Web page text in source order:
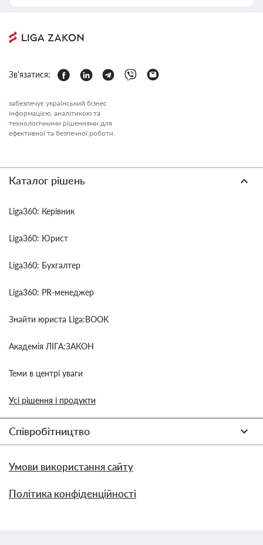
Зв'язатися:
забезпечує український бізнес
інформацією, аналітикою та
технологічними рішеннями для
ефективної та безпечної роботи.
Каталог рішень
Liga360: Керівник
Liga360: Юрист
Liga360: Бухгалтер
Liga360: PR-менеджер
Знайти юриста Liga:BOOK
Академія ЛІГА:ЗАКОН
Теми в центрі уваги
Усі рішення і продукти
Співробітництво
Умови використання сайту
Політика конфіденційності